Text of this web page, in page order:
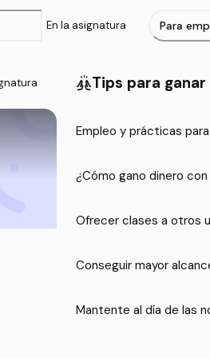
cheerTips para
Empleo y prácticas
¿Cómo gano dinero
Ofrecer clases a otros
Conseguir mayor
Mantente al día de las
En la asignatura Para